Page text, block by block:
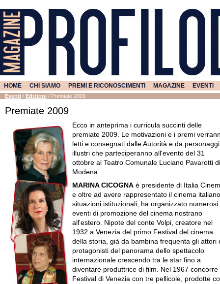
HOME CHI SIAMO PREMI E RICONOSCIMENTI MAGAZINE EVENTI
Eventi / Edizioni / Premiate 2009
Premiate 2009
Ecco in anteprima i curricula succinti delle
premiate 2009. Le motivazioni e i premi
letti e consegnati dalle Autorità e da personaggi
illustri che parteciperanno all'evento del 31
ottobre al Teatro Comunale Luciano Pavarotti di
Modena.
MARINA CICOGNA è presidente di Italia
e oltre ad avere rappresentato il cinema
situazioni istituzionali, ha organizzato numerosi
eventi di promozione del cinema nostrano
all'estero. Nipote del conte Volpi, creatore nel
1932 a Venezia del primo Festival del cinema
della storia, già da bambina frequenta gli attori
protagonisti del panorama dello spettacolo
internazionale crescendo tra le star fino a
diventare produttrice di film. Nel 1967 concorre
Festival di Venezia con tre pellicole, prodotte